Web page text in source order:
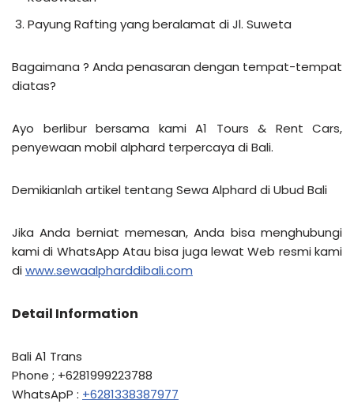
Payung Rafting yang beralamat di Jl. Suweta
Bagaimana ? Anda penasaran dengan tempat-tempat
diatas?
Ayo berlibur bersama kami A1 Tours & Rent Cars,
penyewaan mobil alphard terpercaya di Bali.
Demikianlah artikel tentang Sewa Alphard di Ubud Bali
Jika Anda berniat memesan, Anda bisa menghubungi
kami di WhatsApp Atau bisa juga lewat Web resmi kami
diwww.sewaalpharddibali.com
Detail Information
Bali A1 Trans
Phone ; +6281999223788
WhatsApP : +6281338387977